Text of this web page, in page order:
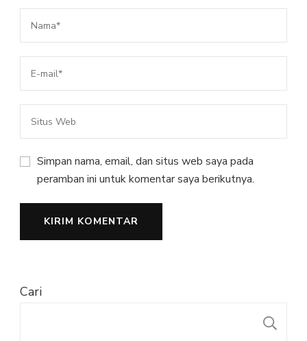
Simpan nama, email, dan situs web saya pada
peramban ini untuk komentar saya berikutnya.
Cari